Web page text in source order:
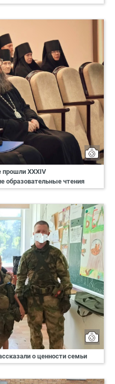
XXXIV
чтения
о ценности семьи